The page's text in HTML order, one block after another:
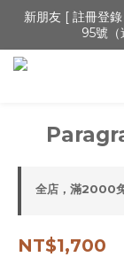
🔺「會員制」新
人資
新朋友 [ 註冊登
95號
🔺「會員制」新
人
全店，滿2000
NT$1,700